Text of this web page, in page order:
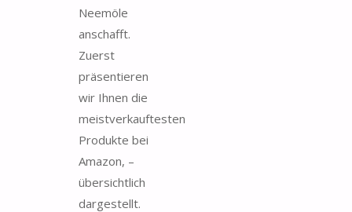
Neemöle
anschafft.
Zuerst
präsentieren
wir Ihnen die
meistverkauftesten
Produkte bei
Amazon, –
übersichtlich
dargestellt.